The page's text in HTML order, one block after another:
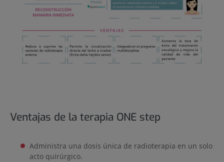
Ventajas de la terapia ONE step
Administra una dosis única de radioterapia en un solo
acto quirúrgico.